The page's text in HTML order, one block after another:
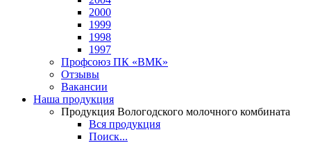
2000
1999
1998
1997
Профсоюз ПК «ВМК»
Отзывы
Вакансии
Наша продукция
Продукция Вологодского молочного комбината
Вся продукция
Поиск...